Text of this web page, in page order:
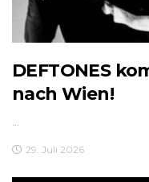
DEFTONES
nach Wien!
29. Juli 2026